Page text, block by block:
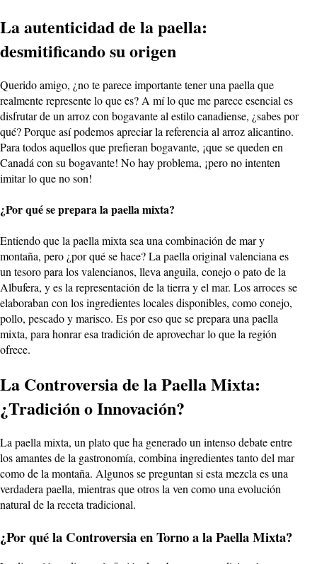
La autenticidad de la paella:
desmitificando su origen
Querido amigo, ¿no te parece importante tener una paella que
realmente represente lo que es? A mí lo que me parece esencial es
disfrutar de un arroz con bogavante al estilo canadiense, ¿sabes por
qué? Porque así podemos apreciar la referencia al arroz alicantino.
Para todos aquellos que prefieran bogavante, ¡que se queden en
Canadá con su bogavante! No hay problema, ¡pero no intenten
imitar lo que no son!
¿Por qué se prepara la paella mixta?
Entiendo que la paella mixta sea una combinación de mar y
montaña, pero ¿por qué se hace? La paella original valenciana es
un tesoro para los valencianos, lleva anguila, conejo o pato de la
Albufera, y es la representación de la tierra y el mar. Los arroces se
elaboraban con los ingredientes locales disponibles, como conejo,
pollo, pescado y marisco. Es por eso que se prepara una paella
mixta, para honrar esa tradición de aprovechar lo que la región
ofrece.
La Controversia de la Paella Mixta:
¿Tradición o Innovación?
La paella mixta, un plato que ha generado un intenso debate entre
los amantes de la gastronomía, combina ingredientes tanto del mar
como de la montaña. Algunos se preguntan si esta mezcla es una
verdadera paella, mientras que otros la ven como una evolución
natural de la receta tradicional.
¿Por qué la Controversia en Torno a la Paella Mixta?